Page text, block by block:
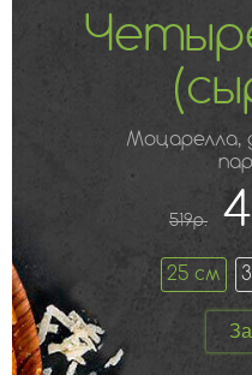
Моцарелла,
519р.
25 см